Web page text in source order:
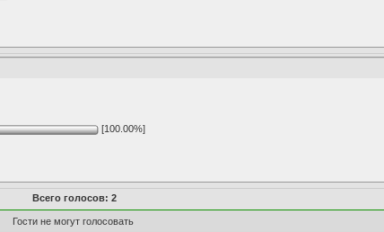
[100.00%]
Всего голосов: 2
Гости не могут голосовать